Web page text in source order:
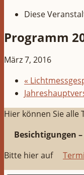
Diese
Programm
März 7, 2016
«
Hier können Sie alle
Besichtigungen
Bitte hier auf